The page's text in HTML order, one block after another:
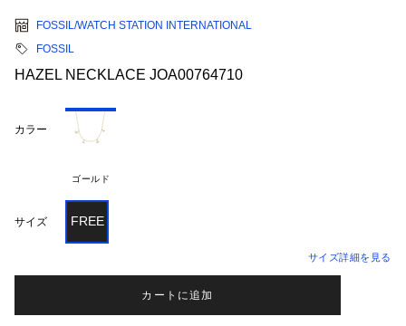
FOSSIL/WATCH STATION INTERNATIONAL
FOSSIL
HAZEL NECKLACE JOA00764710
カラー
ゴールド
サイズ FREE
サイズ詳細を見る
カートに追加